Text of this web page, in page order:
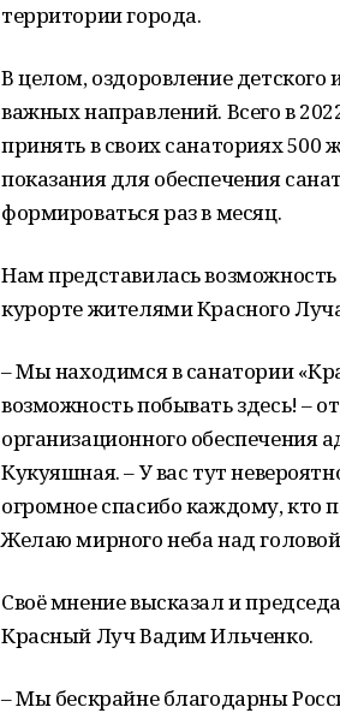
территории города.
В целом, оздоровление детского
важных направлений. Всего в
принять в своих санаториях
показания для обеспечения
формироваться раз в месяц.
Нам представилась
курорте жителями Красного
– Мы находимся в санатории
возможность побывать здесь! –
организационного
Кукуяшная. – У вас тут
огромное спасибо каждому, кто
Желаю мирного неба над
Своё мнение высказал и
Красный Луч Вадим Ильченко.
– Мы бескрайне благодарны